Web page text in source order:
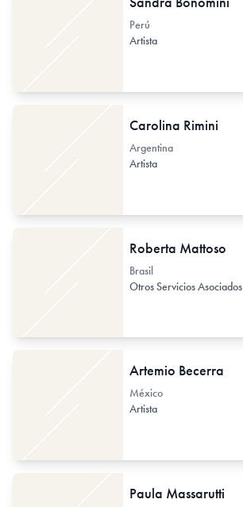
Perú
Artista
Carolina Rimini
Argentina
Artista
Roberta Mattoso
Brasil
Otros Servicios Asociados
Artemio Becerra
México
Artista
Paula Massarutti